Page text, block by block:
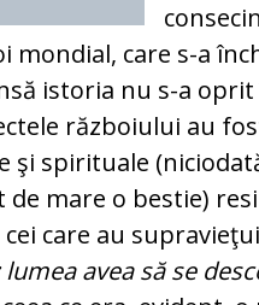
mondial, care s-a
istoria nu s-a
războiului au
şi spirituale
de mare o bestie)
care au
lumea avea să se